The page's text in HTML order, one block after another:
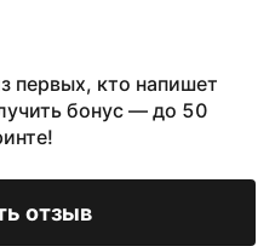
первых, кто напишет
бонус — до 50
отзыв